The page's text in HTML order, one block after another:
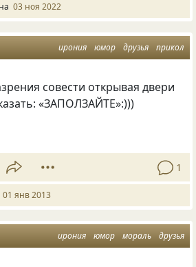
03 ноя 2022
ирония юмор друзья прикол
совести открывая двери
«ЗАПОЛЗАЙТЕ»:)))
1
01 янв 2013
ирония юмор мораль друзья